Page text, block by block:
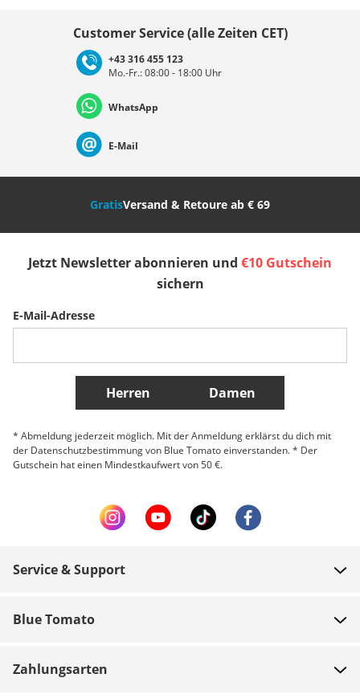
Deutschland Österreich
Nederland Italia (Italiano) Italien (Deutsch)
Slovenija
Belgique (Français) Danmark Norge
Weitere Länder
Customer Service (alle Zeiten CET)
+43 316 455 123
Mo.-Fr.: 08:00 - 18:00 Uhr
WhatsApp
E-Mail
GratisVersand & Retoure ab € 69
Jetzt Newsletter abonnieren und €10 Gutschein
sichern
E-Mail-Adresse
Herren Damen
* Abmeldung jederzeit möglich. Mit der Anmeldung erklärst du dich mit
der Datenschutzbestimmung von Blue Tomato einverstanden. * Der
Gutschein hat einen Mindestkaufwert von 50 €.
Service & Support
Versand
Blue Tomato
Zahlungsarten